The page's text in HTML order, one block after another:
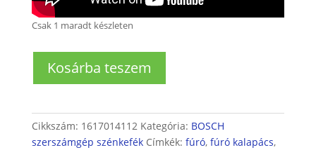
Csak 1 maradt készleten
fúrókapalácshoz
mennyiség
Kosárba teszem
Cikkszám: 1617014112 Kategória: BOSCH
szerszámgép szénkefék Címkék: fúró, fúró kalapács,